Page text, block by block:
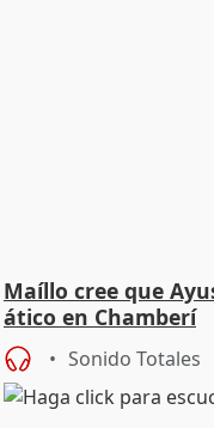
Maíllo cree que
ático en Chamberí
Sonido Totales